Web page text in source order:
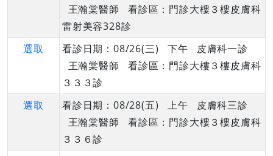
王瀚棠醫師 看診區：門診大樓３樓皮膚科
雷射美容328診
選取
看診日期：08/26(三) 下午 皮膚科一診
王瀚棠醫師 看診區：門診大樓３樓皮膚科
３３３診
選取
看診日期：08/28(五) 上午 皮膚科三診
王瀚棠醫師 看診區：門診大樓３樓皮膚科
３３６診